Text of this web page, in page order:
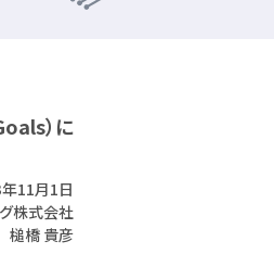
）に
11月1日
株式会社
槌橋 貴彦